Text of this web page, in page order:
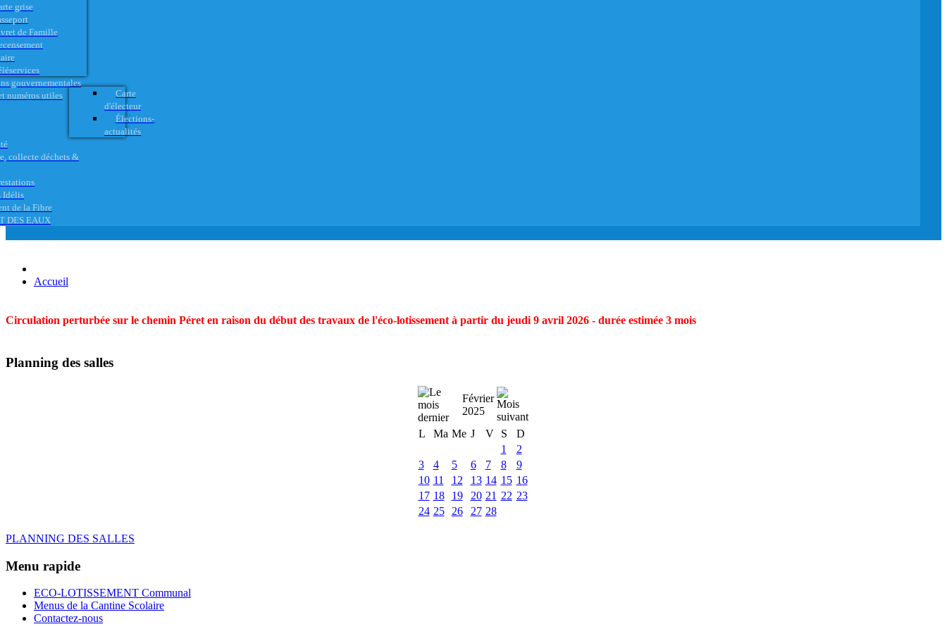
grise
de Famille
gouvernementales
numéros utiles
Carte
d'électeur
Élections-
actualités
collecte déchets &
Idélis
de la Fibre
DES EAUX
Accueil
Circulation perturbée sur le chemin Péret en raison du début des travaux de l'éco-lotissement à partir du jeudi 9 avril 2026 - durée estimée 3 mois
Planning des salles
Février
2025
L
Ma Me J V S
D
1
2
3
4 5 6 7 8
9
10 11 12 13 14 15 16
17 18 19 20 21 22 23
24 25 26 27 28
PLANNING DES SALLES
Menu rapide
ECO-LOTISSEMENT Communal
Menus de la Cantine Scolaire
Contactez-nous